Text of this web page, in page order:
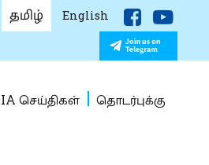
தமிழ் English
செய்திகள் தொடர்புக்கு